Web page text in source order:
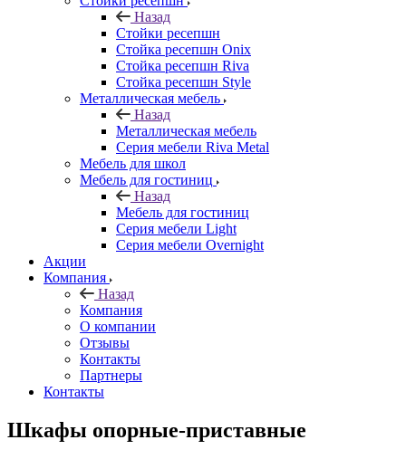
Назад
Стойки ресепшн
Стойка ресепшн Onix
Стойка ресепшн Riva
Стойка ресепшн Style
Металлическая мебель
Назад
Металлическая мебель
Серия мебели Riva Metal
Мебель для школ
Мебель для гостиниц
Назад
Мебель для гостиниц
Серия мебели Light
Серия мебели Overnight
Акции
Компания
Назад
Компания
О компании
Отзывы
Контакты
Партнеры
Контакты
Шкафы опорные-приставные